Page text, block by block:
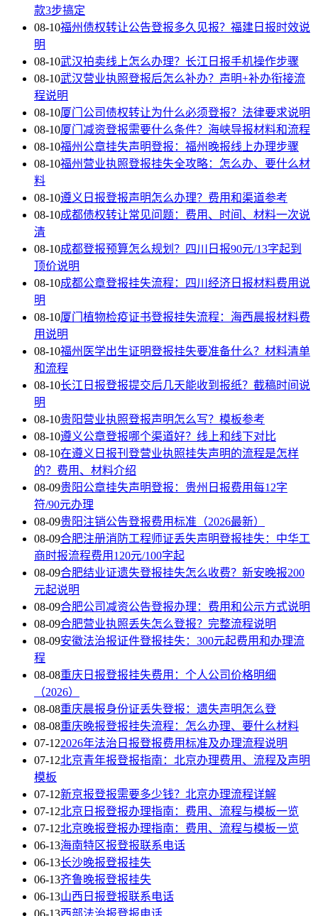
款3步搞定
08-10福州债权转让公告登报多久见报？福建日报时效说
明
08-10武汉拍卖线上怎么办理？长江日报手机操作步骤
08-10武汉营业执照登报后怎么补办？声明+补办衔接流
程说明
08-10厦门公司债权转让为什么必须登报？法律要求说明
08-10厦门减资登报需要什么条件？海峡导报材料和流程
08-10福州公章挂失声明登报：福州晚报线上办理步骤
08-10福州营业执照登报挂失全攻略：怎么办、要什么材
料
08-10遵义日报登报声明怎么办理？费用和渠道参考
08-10成都债权转让常见问题：费用、时间、材料一次说
清
08-10成都登报预算怎么规划？四川日报90元/13字起到
顶价说明
08-10成都公章登报挂失流程：四川经济日报材料费用说
明
08-10厦门植物检疫证书登报挂失流程：海西晨报材料费
用说明
08-10福州医学出生证明登报挂失要准备什么？材料清单
和流程
08-10长江日报登报提交后几天能收到报纸？截稿时间说
明
08-10贵阳营业执照登报声明怎么写？模板参考
08-10遵义公章登报哪个渠道好？线上和线下对比
08-10在遵义日报刊登营业执照挂失声明的流程是怎样
的？费用、材料介绍
08-09贵阳公章挂失声明登报：贵州日报费用每12字
符/90元办理
08-09贵阳注销公告登报费用标准（2026最新）
08-09合肥注册消防工程师证丢失声明登报挂失：中华工
商时报流程费用120元/100字起
08-09合肥结业证遗失登报挂失怎么收费？新安晚报200
元起说明
08-09合肥公司减资公告登报办理：费用和公示方式说明
08-09合肥营业执照丢失怎么登报？完整流程说明
08-09安徽法治报证件登报挂失：300元起费用和办理流
程
08-08重庆日报登报挂失费用：个人公司价格明细
（2026）
08-08重庆晨报身份证丢失登报：遗失声明怎么登
08-08重庆晚报登报挂失流程：怎么办理、要什么材料
07-122026年法治日报登报费用标准及办理流程说明
07-12北京青年报登报指南：北京办理费用、流程及声明
模板
07-12新京报登报需要多少钱？北京办理流程详解
07-12北京日报登报办理指南：费用、流程与模板一览
07-12北京晚报登报办理指南：费用、流程与模板一览
06-13海南特区报登报联系电话
06-13长沙晚报登报挂失
06-13齐鲁晚报登报挂失
06-13山西日报登报联系电话
06-13西部法治报登报电话